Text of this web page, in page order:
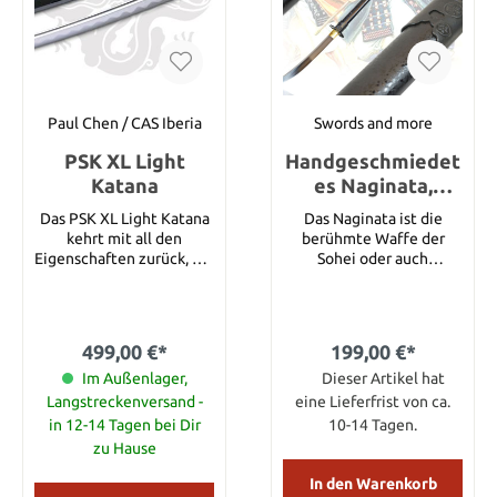
5160er temperiertem
Hartstahl, und ist über
die Kappe des Griffendes
gehämmert. Das Heft
braunes Leder gewickelt.
angefertigte
Lederscheide mit
Gürtelriemen ist
inklusive. Details:
Klingenlänge: 30,80 cm
Klingenmaterial: 5160
Gewicht: 408,24 g
Scheide: Leder
Paul Chen / CAS Iberia
PSK XL Light
Katana
Das PSK XL Light Katana
kehrt mit all den
Eigenschaften zurück, die
Verbesserungen. Im
Einklang mit unserem
Anspruch auf
Weiterentwicklung und
Innovation stammt das
klare, präzise neue
499,00 €*
Im Außenlager,
Langstreckenversand -
in 12-14 Tagen bei Dir
zu Hause
Swords and more
Handgeschmiedet
es Naginata,
handgeschmiedet
e und gefaltete
klinge
Das Naginata ist die
berühmte Waffe der
Sohei oder auch
Heute besitzt das
Naginata im Bereich
Martial Arts eine große
Bedeutung. Dieses
Naginata kann für den
Schnittest und das
Training verwendet
199,00 €*
Dieser Artikel hat
eine Lieferfrist von ca.
10-14 Tagen.
In den Warenkorb